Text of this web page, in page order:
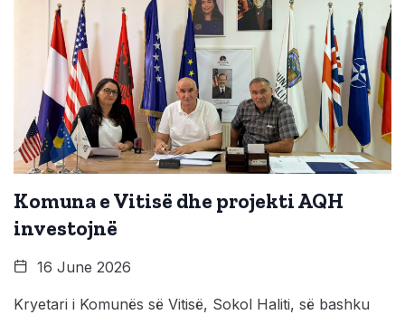
Komuna e Vitisë dhe projekti AQH
investojnë
16 June 2026
Kryetari i Komunës së Vitisë, Sokol Haliti, së bashku